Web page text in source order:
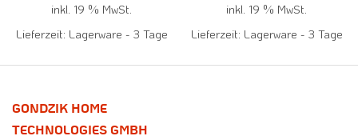
inkl. 19 % MwSt.
Lieferzeit: Lagerware - 3 Tage
inkl. 19 % MwSt.
Lieferzeit: Lagerware - 3 Tage
GONDZIK HOME
TECHNOLOGIES GMBH